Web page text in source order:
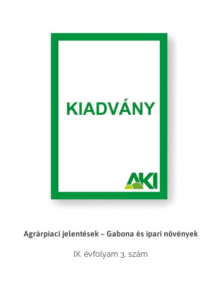
Agrárpiaci jelentések – Gabona és ipari növények
IX. évfolyam 3. szám